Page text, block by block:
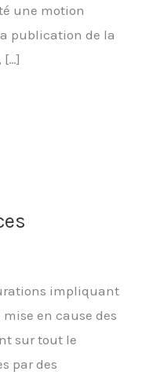
une motion
publication de la
[…]
impliquant
en cause des
sur tout le
par des